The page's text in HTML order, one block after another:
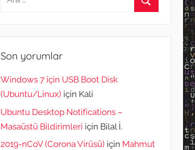
Son yorumlar
Windows 7 için USB Boot Disk
(Ubuntu/Linux) için Kali
Ubuntu Desktop Notifications –
Masaüstü Bildirimleri için Bilal İ.
2019-nCoV (Corona Virüsü) için Mahmut